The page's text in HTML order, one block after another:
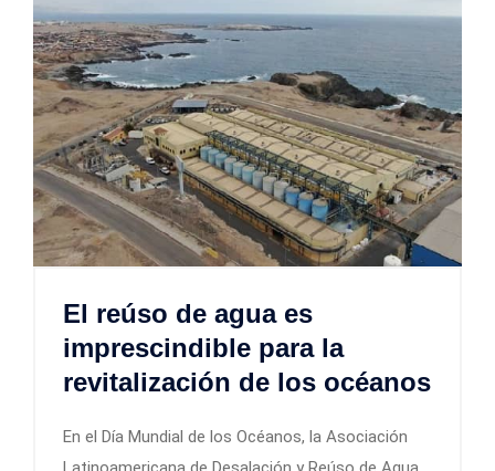
El reúso de agua es
imprescindible para la
revitalización de los océanos
En el Día Mundial de los Océanos, la Asociación